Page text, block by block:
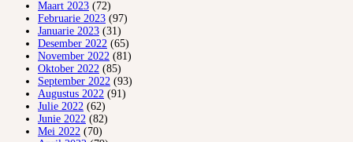
Maart 2023 (72)
Februarie 2023 (97)
Januarie 2023 (31)
Desember 2022 (65)
November 2022 (81)
Oktober 2022 (85)
September 2022 (93)
Augustus 2022 (91)
Julie 2022 (62)
Junie 2022 (82)
Mei 2022 (70)